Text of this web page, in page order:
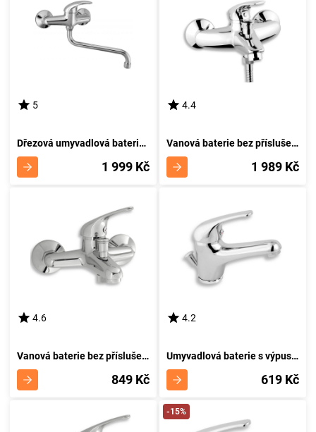
5
Dřezová umyvadlová baterie 150 mm Metalia 55 chrom NOVASERVIS 55070,0
1 999 Kč
4.4
Vanová baterie bez příslušenství 150 mm Metalia 57 chrom NOVASERVIS 57020/1,0
1 989 Kč
4.6
Vanová baterie bez příslušenství 150 mm Titania Neon chrom NOVASERVIS 93020/1,0
849 Kč
4.2
Umyvadlová baterie s výpustí Titania Neon chrom NOVASERVIS 93001,0
619 Kč
-15%